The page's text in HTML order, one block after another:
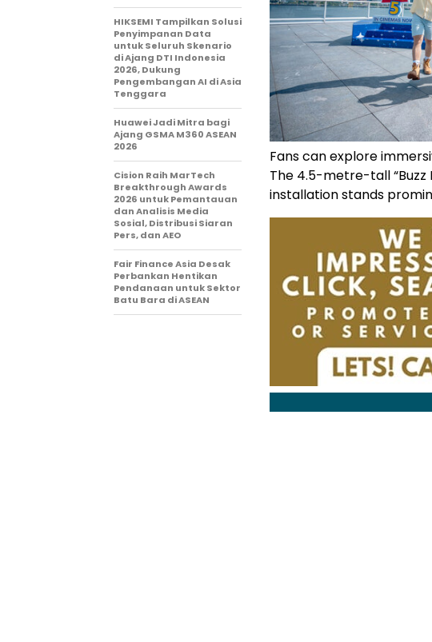
Fans can explore
The 4.5-metre-tall “Buzz
installation stands
HIKSEMI Tampilkan Solusi
Penyimpanan Data
untuk Seluruh Skenario
di Ajang DTI Indonesia
2026, Dukung
Pengembangan AI di Asia
Tenggara
Huawei Jadi Mitra bagi
Ajang GSMA M360 ASEAN
2026
Cision Raih MarTech
Breakthrough Awards
2026 untuk Pemantauan
dan Analisis Media
Sosial, Distribusi Siaran
Pers, dan AEO
Fair Finance Asia Desak
Perbankan Hentikan
Pendanaan untuk Sektor
Batu Bara di ASEAN